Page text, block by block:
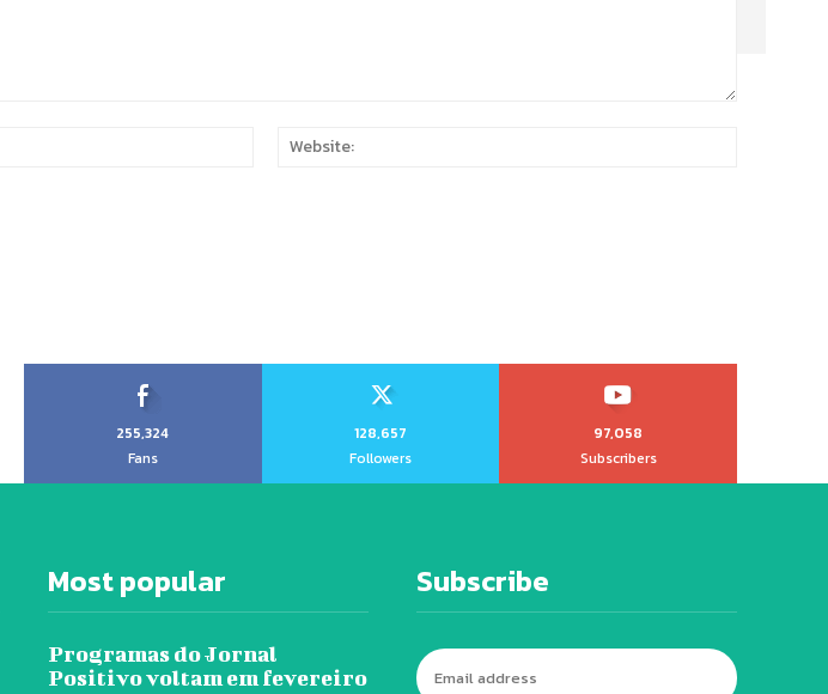
Email:
255,324
Fans
128,657
Followers
97,058
Subscribers
Most popular
Programas do Jornal
Positivo voltam em fevereiro
Subscribe